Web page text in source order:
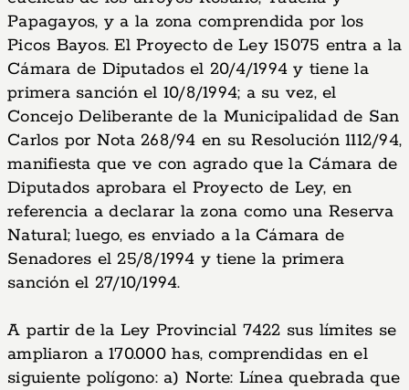
Papagayos, y a la zona comprendida por los
Picos Bayos. El Proyecto de Ley 15075 entra a la
Cámara de Diputados el 20/4/1994 y tiene la
primera sanción el 10/8/1994; a su vez, el
Concejo Deliberante de la Municipalidad de San
Carlos por Nota 268/94 en su Resolución 1112/94,
manifiesta que ve con agrado que la Cámara de
Diputados aprobara el Proyecto de Ley, en
referencia a declarar la zona como una Reserva
Natural; luego, es enviado a la Cámara de
Senadores el 25/8/1994 y tiene la primera
sanción el 27/10/1994.
A partir de la Ley Provincial 7422 sus límites se
ampliaron a 170.000 has, comprendidas en el
siguiente polígono: a) Norte: Línea quebrada que